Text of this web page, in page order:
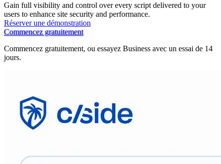
Gain full visibility and control over every script delivered to your
users to enhance site security and performance.
Réserver une démonstration
Commencez gratuitement
Commencez gratuitement, ou essayez Business avec un essai de 14
jours.